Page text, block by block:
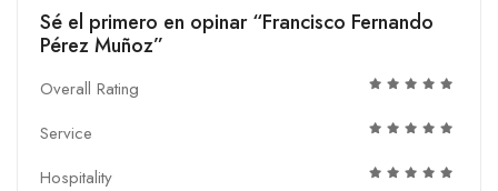
Sé el primero en opinar “Francisco Fernando
Pérez Muñoz”
Overall Rating
Service
Hospitality